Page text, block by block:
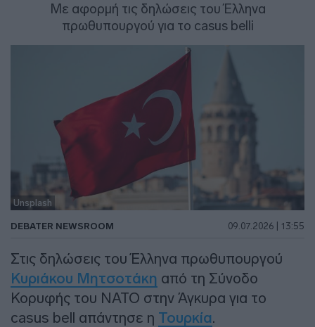
Με αφορμή τις δηλώσεις του Έλληνα
πρωθυπουργού για το casus belli
Unsplash
DEBATER NEWSROOM 09.07.2026 | 13:55
Στις δηλώσεις του Έλληνα πρωθυπουργού
Κυριάκου Μητσοτάκη από τη Σύνοδο
Κορυφής του ΝΑΤΟ στην Άγκυρα για το
casus bell απάντησε η Τουρκία.